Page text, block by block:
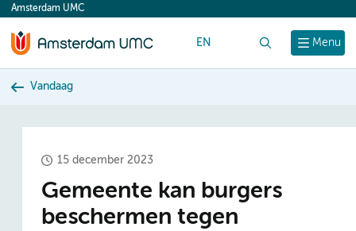
content
Menu
Amsterdam UMC
EN
Vandaag
15 december 2023
Gemeente kan burgers
beschermen tegen